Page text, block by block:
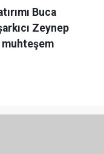
Buca
Zeynep
muhteşem